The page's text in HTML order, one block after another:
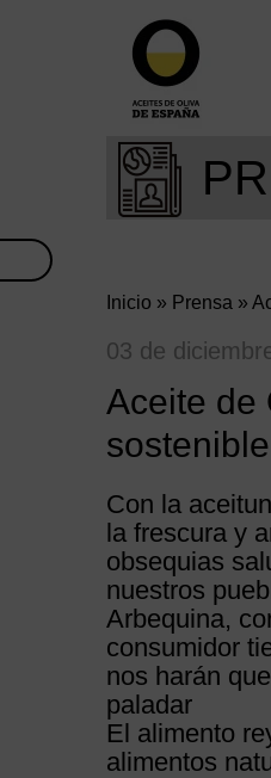
Inicio » Prensa »
03 de
Aceite de
sostenible
Con la
la frescura y
obsequias
nuestros
Arbequina,
consumidor
nos harán
paladar
El alimento
alimentos